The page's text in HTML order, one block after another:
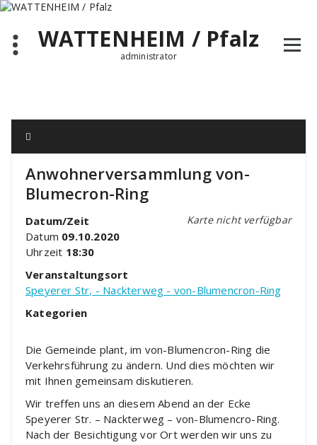
Zum
springenWATTENHEIM / Pfalz
administrator
Anwohnerversammlung von-
Blumecron-Ring
Karte nicht verfügbar
Datum/Zeit
Datum 09.10.2020
Uhrzeit 18:30
Veranstaltungsort
Speyerer Str, - Nackterweg - von-Blumencron-Ring
Kategorien
Die Gemeinde plant, im von-Blumencron-Ring die
Verkehrsführung zu ändern. Und dies möchten wir
mit Ihnen gemeinsam diskutieren.
Wir treffen uns an diesem Abend an der Ecke
Speyerer Str. – Nackterweg – von-Blumencro-Ring.
Nach der Besichtigung vor Ort werden wir uns zu